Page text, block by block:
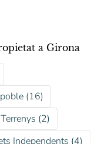
a Girona
(16)
Terrenys (2)
Independents (4)